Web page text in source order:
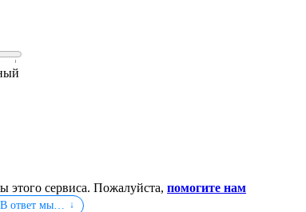
сервиса. Пожалуйста, помогите нам
В ответ мы…